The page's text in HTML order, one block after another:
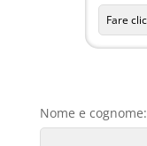
Nome e cognome: